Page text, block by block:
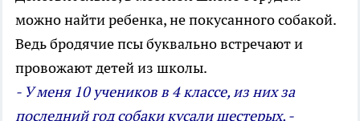
можно найти ребенка, не покусанного собакой.
Ведь бродячие псы буквально встречают и
провожают детей из школы.
- У меня 10 учеников в 4 классе, из них за
последний год собаки кусали шестерых, -